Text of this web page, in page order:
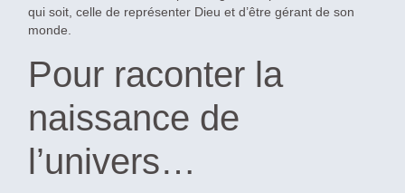
qui soit, celle de représenter Dieu et d’être gérant de son
monde.
Pour raconter la
naissance de
l’univers…